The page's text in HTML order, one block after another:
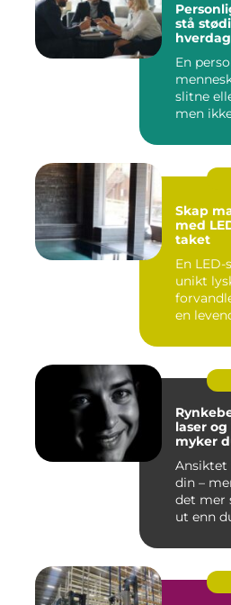
Personlig
stå
hverdag
En
slitne
men
Skap
med
taket
En
unikt
en
laser
myker
din –
det mer
ut enn